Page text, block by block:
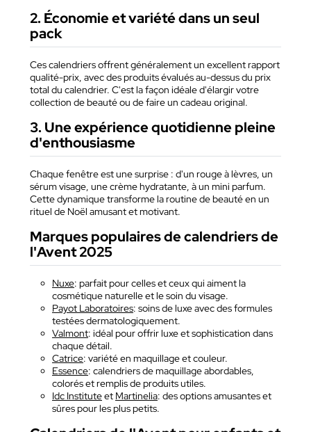
2. Économie et variété dans un seul
pack
Ces calendriers offrent généralement un excellent rapport
qualité-prix, avec des produits évalués au-dessus du prix
total du calendrier. C'est la façon idéale d'élargir votre
collection de beauté ou de faire un cadeau original.
3. Une expérience quotidienne pleine
d'enthousiasme
Chaque fenêtre est une surprise : d'un rouge à lèvres, un
sérum visage, une crème hydratante, à un mini parfum.
Cette dynamique transforme la routine de beauté en un
rituel de Noël amusant et motivant.
Marques populaires de calendriers de
l'Avent 2025
Nuxe: parfait pour celles et ceux qui aiment la
cosmétique naturelle et le soin du visage.
Payot Laboratoires: soins de luxe avec des formules
testées dermatologiquement.
Valmont: idéal pour offrir luxe et sophistication dans
chaque détail.
Catrice: variété en maquillage et couleur.
Essence: calendriers de maquillage abordables,
colorés et remplis de produits utiles.
Idc Instituteet Martinelia: des options amusantes et
sûres pour les plus petits.